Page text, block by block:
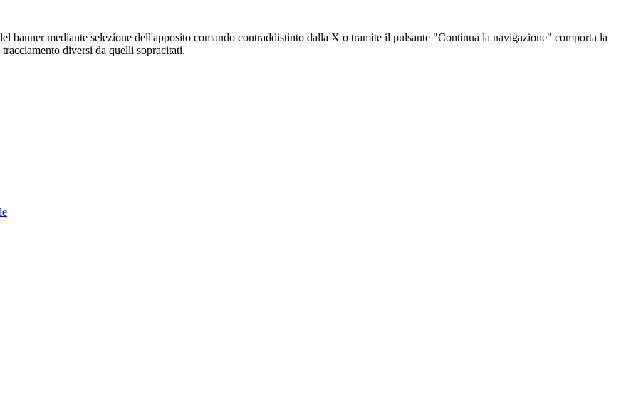
banner mediante selezione dell'apposito comando contraddistinto dalla X o tramite il pulsante "Continua la navigazione" comporta la
diversi da quelli sopracitati.